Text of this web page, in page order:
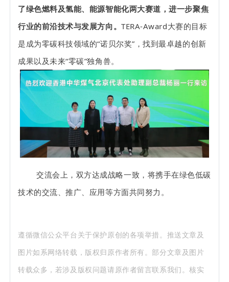
了绿色燃料及氢能、能源智能化两大赛道，进一步聚焦
行业的前沿技术与发展方向。TERA-Award大赛的目标
是成为零碳科技领域的“诺贝尔奖”，找到最卓越的创新
成果以及未来“零碳”独角兽。
交流会上，双方达成战略一致，将携手在绿色低碳
技术的交流、推广、应用等方面共同努力。
遵循微信公众平台关于保护原创的各项举措。推送文章及
图片如系网络转载，版权归原作者所有。部分文章及图片
转载众多，若涉及版权问题请原作者留言联系我们。核实